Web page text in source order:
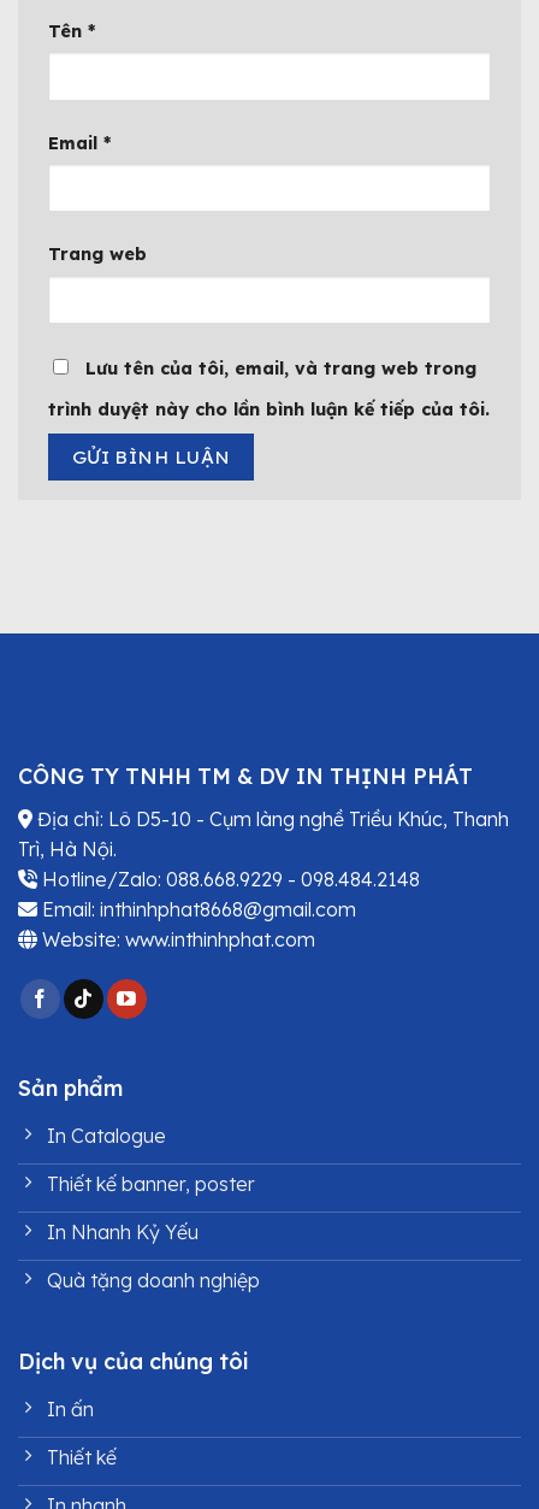
Tên *
Email *
Trang web
Lưu tên của tôi, email, và trang web trong
trình duyệt này cho lần bình luận kế tiếp của tôi.
CÔNG TY TNHH TM & DV IN THỊNH PHÁT
Địa chỉ: Lô D5-10 - Cụm làng nghề Triều Khúc, Thanh
Trì, Hà Nội.
Hotline/Zalo: 088.668.9229 - 098.484.2148
Email: inthinhphat8668@gmail.com
Website: www.inthinhphat.com
Sản phẩm
In Catalogue
Thiết kế banner, poster
In Nhanh Kỷ Yếu
Quà tặng doanh nghiệp
Dịch vụ của chúng tôi
In ấn
Thiết kế